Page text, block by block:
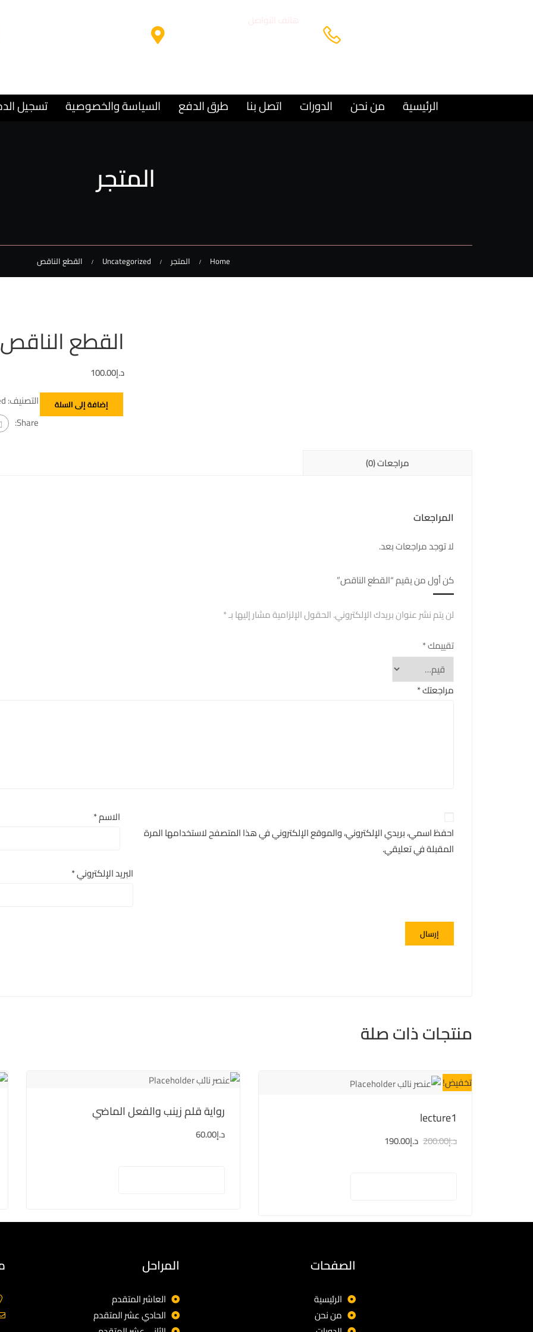
هاتف التواصل
الرئيسية من نحن الدورات اتصل بنا طرق الدفع السياسة والخصوصية تسجيل
المتجر
Home المتجر Uncategorized القطع الناقص
القطع الناقص
د.إ100.00
إضافة إلى السلة التصنيف:
Share:
مراجعات (0)
المراجعات
لا توجد مراجعات بعد.
كن أول من يقيم “القطع الناقص”
لن يتم نشر عنوان بريدك الإلكتروني.الحقول الإلزامية مشار إليها بـ*
تقييمك*
مراجعتك*
الاسم*
البريد الإلكتروني*
احفظ اسمي، بريدي الإلكتروني، والموقع الإلكتروني في هذا المتصفح لاستخدامها المرة
المقبلة في تعليقي.
منتجات ذات صلة
تخفيض!
lecture1
د.إ200.00 د.إ190.00
رواية قلم زينب والفعل الماضي
د.إ60.00
الصفحات
الرئيسية
من نحن
المراحل
العاشر المتقدم
الحادي عشر المتقدم